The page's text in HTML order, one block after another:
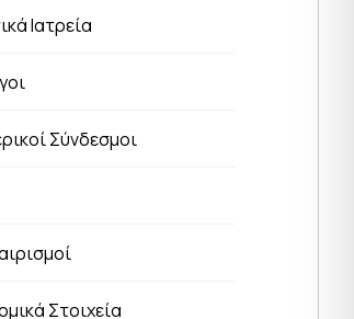
Ιατρεία
Σύνδεσμοι
Στοιχεία